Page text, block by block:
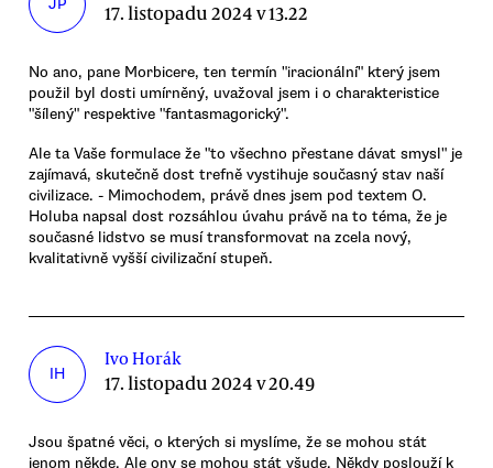
17. listopadu 2024 v 13.22
No ano, pane Morbicere, ten termín "iracionální" který jsem
použil byl dosti umírněný, uvažoval jsem i o charakteristice
"šílený" respektive "fantasmagorický".
Ale ta Vaše formulace že "to všechno přestane dávat smysl" je
zajímavá, skutečně dost trefně vystihuje současný stav naší
civilizace. - Mimochodem, právě dnes jsem pod textem O.
Holuba napsal dost rozsáhlou úvahu právě na to téma, že je
současné lidstvo se musí transformovat na zcela nový,
kvalitativně vyšší civilizační stupeň.
IH
Ivo Horák
17. listopadu 2024 v 20.49
Jsou špatné věci, o kterých si myslíme, že se mohou stát
jenom někde. Ale ony se mohou stát všude. Někdy poslouží k